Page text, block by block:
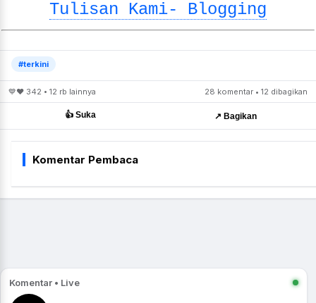
Tulisan Kami- Blogging
#terkini
💙❤️ 342 • 12 rb lainnya 28 komentar • 12 dibagikan
👍 Suka ↗️ Bagikan
Komentar Pembaca
Komentar • Live